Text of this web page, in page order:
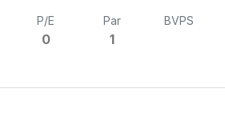
P/E
0
Par
1
BVPS